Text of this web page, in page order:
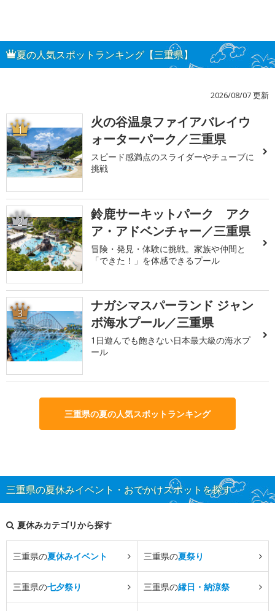
夏の人気スポットランキング【三重県】
2026/08/07 更新
1
火の谷温泉ファイアバレイウ
ォーターパーク／三重県
スピード感満点のスライダーやチューブに
挑戦
2
鈴鹿サーキットパーク アク
ア・アドベンチャー／三重県
冒険・発見・体験に挑戦。家族や仲間と
「できた！」を体感できるプール
3
ナガシマスパーランド ジャン
ボ海水プール／三重県
1日遊んでも飽きない日本最大級の海水プ
ール
三重県の夏の人気スポットランキング
三重県の夏休みイベント・おでかけスポットを探す
夏休みカテゴリから探す
三重県の夏休みイベント 三重県の夏祭り
三重県の七夕祭り 三重県の縁日・納涼祭